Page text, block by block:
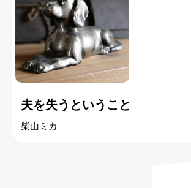
夫を失うということ
柴山ミカ